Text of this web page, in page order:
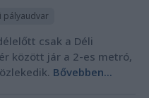
pályaudvar
csak a Déli
között jár a 2-es metró,
Bővebben...